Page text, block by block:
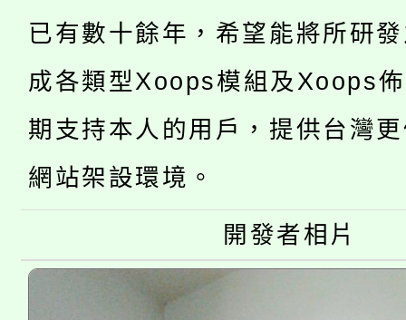
開!
115年桃園市運動會8/
田徑場及游泳池舉行。
桃園市低收入戶享有免
視費優惠，中低收入戶
半價優惠，詳情可洽有
大園自造教育及科技中
份教師增能研習
大溪自造教育及科技中
份教師研習
淨零綠生活教案入校路
會
115年食農教育專業人
已有數十餘年，希望能將所研
成各類型Xoops模組及Xoops
期支持本人的用戶，提供台灣
網站架設環境。
開發者相片